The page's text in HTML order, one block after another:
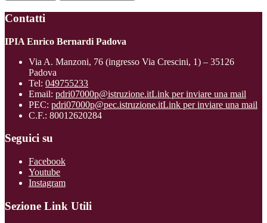
Contatti
IPIA Enrico Bernardi Padova
Via A. Manzoni, 76 (ingresso Via Crescini, 1) – 35126
Padova
Tel: 049755233
Email: pdri07000p@istruzione.itLink per inviare una mail
PEC: pdri07000p@pec.istruzione.itLink per inviare una mail
C.F.: 80012620284
Seguici su
Facebook
Youtube
Instagram
Sezione Link Utili